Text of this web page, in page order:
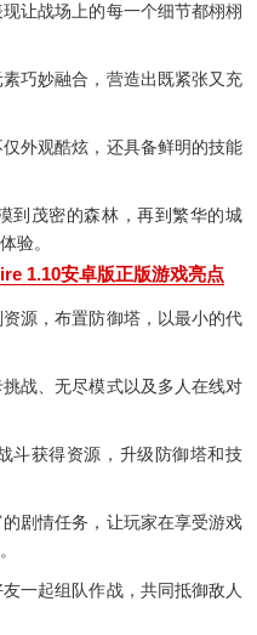
让战场上的每一个细节都栩栩
巧妙融合，营造出既紧张又充
外观酷炫，还具备鲜明的技能
到茂密的森林，再到繁华的城
验。
1.10安卓版正版游戏亮点
源，布置防御塔，以最小的代
战、无尽模式以及多人在线对
斗获得资源，升级防御塔和技
剧情任务，让玩家在享受游戏
一起组队作战，共同抵御敌人